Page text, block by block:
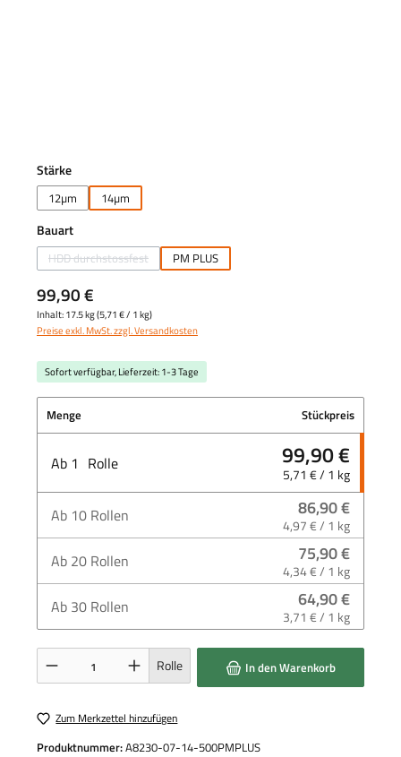
Stärkeauswählen
12µm 14µm
Bauartauswählen
HDD durchstossfest(Diese Option ist zurzeit nicht verfügbar.)
PM PLUS
99,90 €
Inhalt:17.5 kg(5,71 €/ 1 kg)
Preise exkl. MwSt. zzgl. Versandkosten
Sofort verfügbar, Lieferzeit: 1-3 Tage
Menge Stückpreis
Ab 1 Rolle 99,90 €
5,71 € / 1 kg
Ab 10 Rollen 86,90 €
4,97 € / 1 kg
Ab 20 Rollen 75,90 €
4,34 € / 1 kg
Ab 30 Rollen 64,90 €
3,71 € / 1 kg
Produkt Anzahl: Gib den gewünschten Wert ein oder benutze die Schaltflächen um
Rolle In den Warenkorb
Zum Merkzettel hinzufügen
Produktnummer:A8230-07-14-500PMPLUS